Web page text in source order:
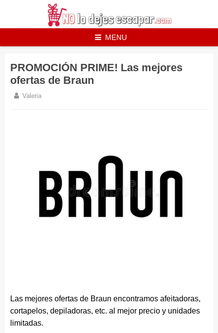
MENU
PROMOCIÓN PRIME! Las mejores
ofertas de Braun
Valeria
Las mejores ofertas de Braun encontramos afeitadoras,
cortapelos, depiladoras, etc. al mejor precio y unidades
limitadas.